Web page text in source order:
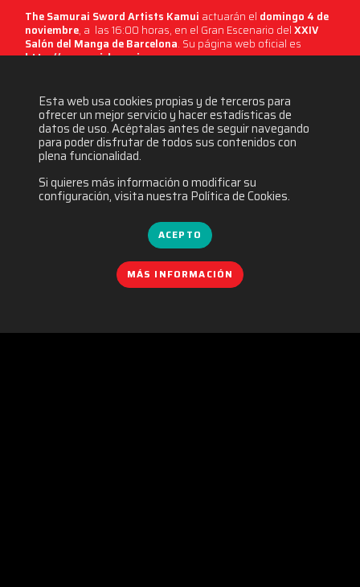
The Samurai Sword Artists Kamui actuarán el domingo 4 de
noviembre, a las 16:00 horas, en el Gran Escenario delXXIV
Salón del Manga de Barcelona. Su página web oficial es
http://samurai-kamui.com.
5129 visitas
Esta web usa cookies propias y de terceros para
ofrecer un mejor servicio y hacer estadísticas de
datos de uso. Acéptalas antes de seguir navegando
para poder disfrutar de todos sus contenidos con
plena funcionalidad.
Si quieres más información o modificar su
configuración, visita nuestra Política de Cookies.
ACEPTO
MÁS INFORMACIÓN